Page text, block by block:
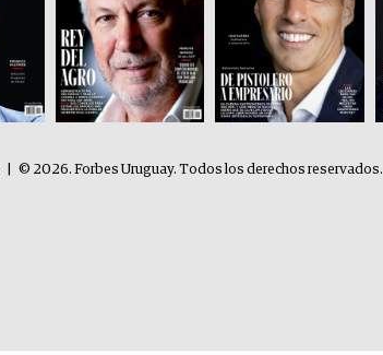
© 2026. Forbes Uruguay. Todos los derechos reservados.